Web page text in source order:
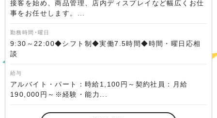
接客を始め、商品管理、店内ディスプレイなど幅広くお仕
事をお任せします。...
勤務時間･曜日
9:30～22:00◆シフト制◆実働7.5時間◆時間・曜日応相
談
給与
アルバイト・パート：時給1,100円～契約社員：月給
190,000円～※経験・能力...